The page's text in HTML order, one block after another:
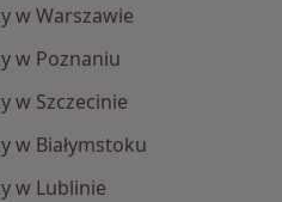
w Warszawie
w Poznaniu
w Szczecinie
w Białymstoku
w Lublinie